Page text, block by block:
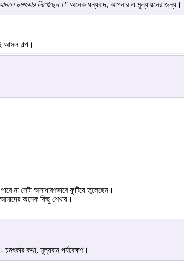
চমৎকার লিখেছেন।" অনেক ধন্যবাদ, আপনার এ মূল্যায়নের জন্য।
আসল গল্প।
না সেটা অসাধারণভাবে ফুটিয়ে তুলেছেন।
অনেক কিছু শেখায়।
চমৎকার কথা, মূল্যবান পর্যবেক্ষণ। +